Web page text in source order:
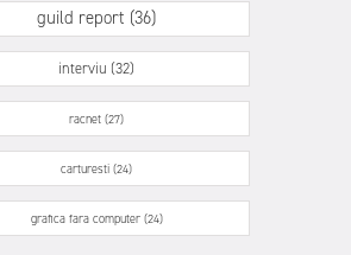
guild report (36)
interviu (32)
racnet (27)
carturesti (24)
grafica fara computer (24)